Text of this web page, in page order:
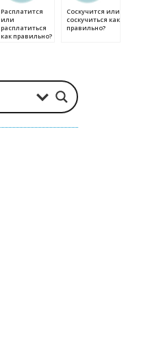
Расплатится
или
расплатиться
как правильно?
Соскучится или
соскучиться как
правильно?